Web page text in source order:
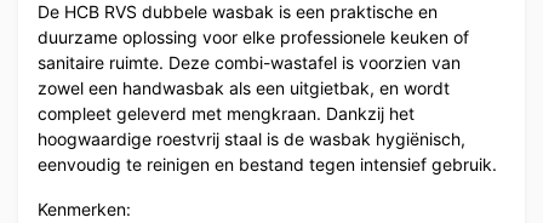
De HCB RVS dubbele wasbak is een praktische en
duurzame oplossing voor elke professionele keuken of
sanitaire ruimte. Deze combi-wastafel is voorzien van
zowel een handwasbak als een uitgietbak, en wordt
compleet geleverd met mengkraan. Dankzij het
hoogwaardige roestvrij staal is de wasbak hygiënisch,
eenvoudig te reinigen en bestand tegen intensief gebruik.
Kenmerken: